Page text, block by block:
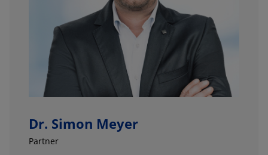
Dr. Simon Meyer
Partner